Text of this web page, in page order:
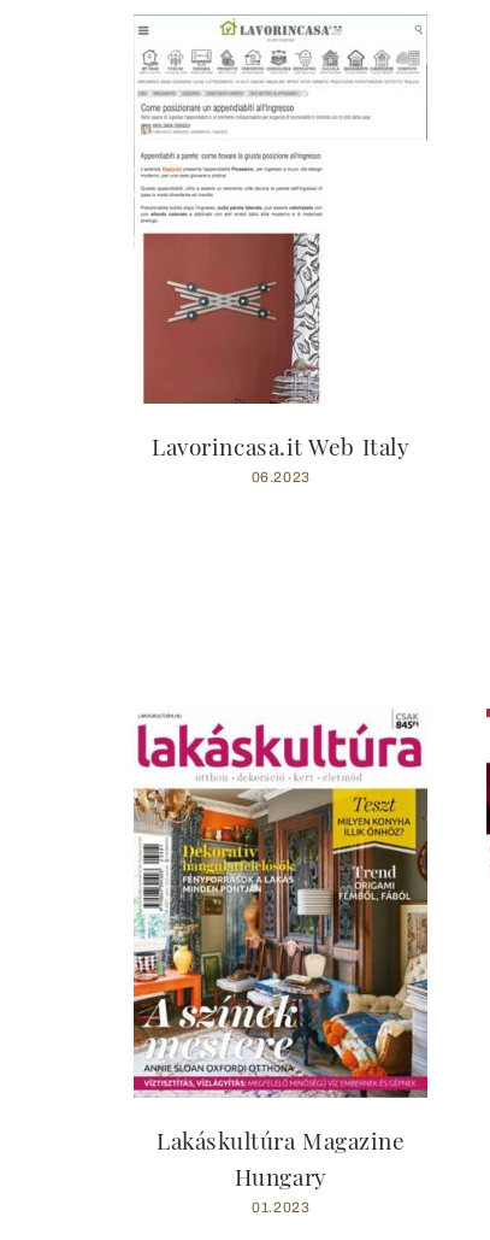
Lavorincasa.it Web Italy
06.2023
Lakáskultúra Magazine
Hungary
01.2023